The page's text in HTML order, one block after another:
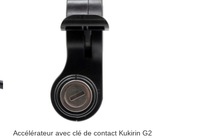
Accélérateur avec clé de contact Kukirin G2